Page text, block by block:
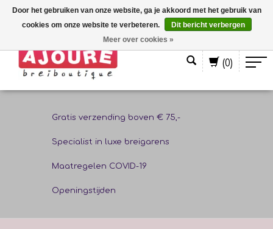
(0)
Gratis verzending boven € 75,-
Specialist in luxe breigarens
Maatregelen COVID-19
Openingstijden
Door het gebruiken van onze website, ga je akkoord met het gebruik van
cookies om onze website te verbeteren.
Dit bericht verbergen
Meer over cookies »